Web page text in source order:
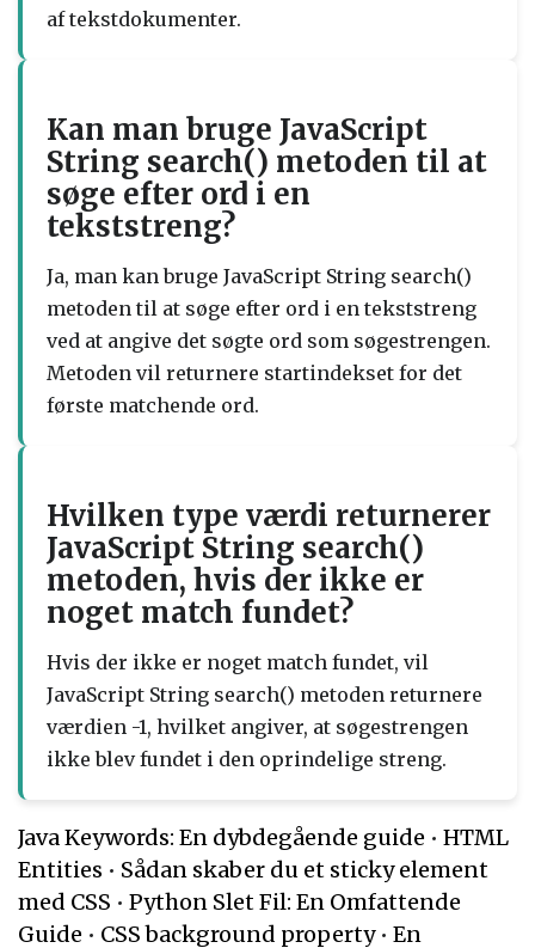
af tekstdokumenter.
Kan man bruge JavaScript
String search() metoden til at
søge efter ord i en
tekststreng?
Ja, man kan bruge JavaScript String search()
metoden til at søge efter ord i en tekststreng
ved at angive det søgte ord som søgestrengen.
Metoden vil returnere startindekset for det
første matchende ord.
Hvilken type værdi returnerer
JavaScript String search()
metoden, hvis der ikke er
noget match fundet?
Hvis der ikke er noget match fundet, vil
JavaScript String search() metoden returnere
værdien -1, hvilket angiver, at søgestrengen
ikke blev fundet i den oprindelige streng.
Java Keywords: En dybdegående guide • HTML
Entities • Sådan skaber du et sticky element
med CSS • Python Slet Fil: En Omfattende
Guide • CSS background property• En